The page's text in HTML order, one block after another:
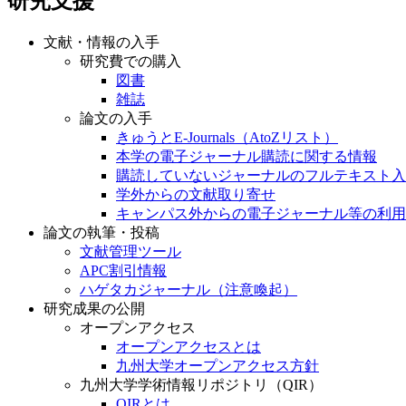
文献・情報の入手
研究費での購入
図書
雑誌
論文の入手
きゅうとE-Journals（AtoZリスト）
本学の電子ジャーナル購読に関する情報
購読していないジャーナルのフルテキスト
学外からの文献取り寄せ
キャンパス外からの電子ジャーナル等の利用
論文の執筆・投稿
文献管理ツール
APC割引情報
ハゲタカジャーナル（注意喚起）
研究成果の公開
オープンアクセス
オープンアクセスとは
九州大学オープンアクセス方針
九州大学学術情報リポジトリ（QIR）